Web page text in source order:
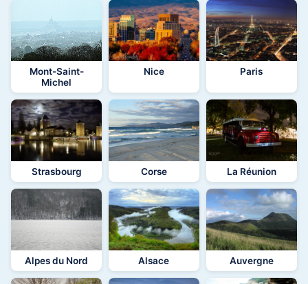
Mont-Saint-
Michel
Nice Paris
Strasbourg Corse La Réunion
Alpes du Nord Alsace Auvergne